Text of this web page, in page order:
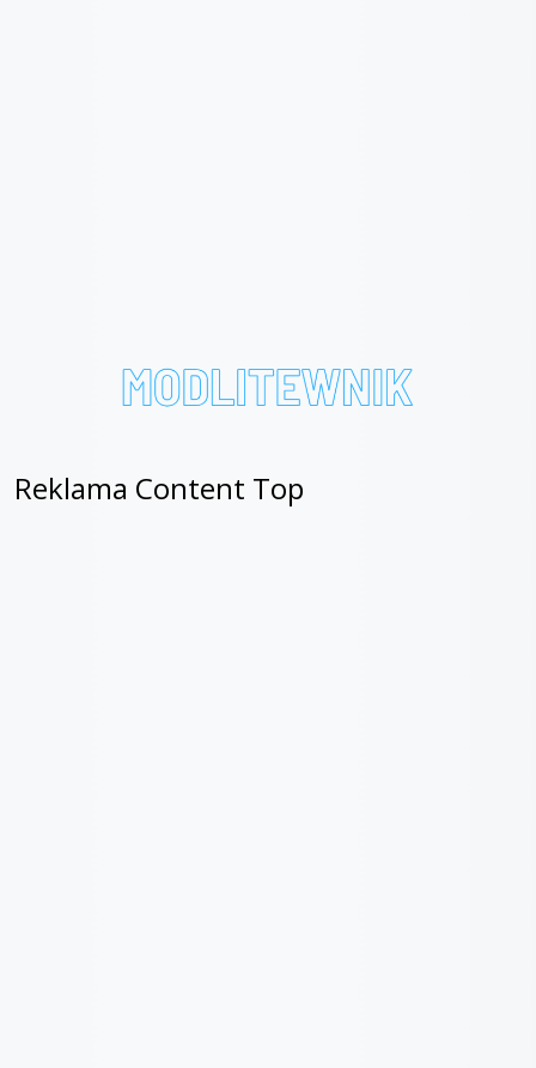
Reklama Content Top